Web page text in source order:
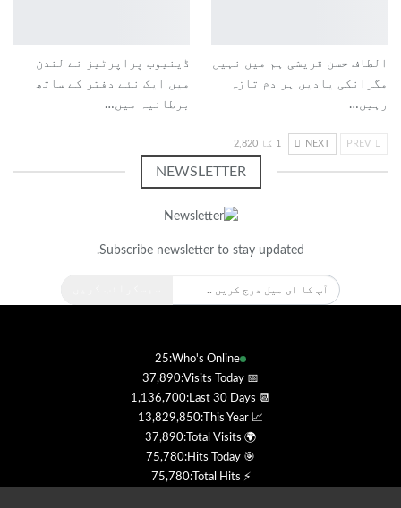
الطاف حسن قریشی ہم میں نہیں
مگرانکی یادیں ہر دم تازہ
رہیں…
ڈینیوب پراپرٹیز نے لندن
میں ایک نئے دفتر کے ساتھ
برطانیہ میں…
NEXT 1 کا 2,820
NEWSLETTER
Subscribe newsletter to stay updated.
Who's Online:
25
📅 Visits Today:
37,890
📆 Last 30 Days:
1,136,700
📈 This Year:
13,829,850
🌍 Total Visits:
37,890
🎯 Hits Today:
75,780
⚡ Total Hits:
75,780